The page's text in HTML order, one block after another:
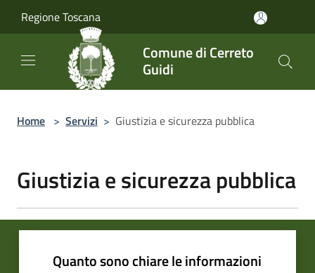
Regione Toscana
Comune di Cerreto
Guidi
Home > Servizi > Giustizia e sicurezza pubblica
Giustizia e sicurezza pubblica
Quanto sono chiare le informazioni